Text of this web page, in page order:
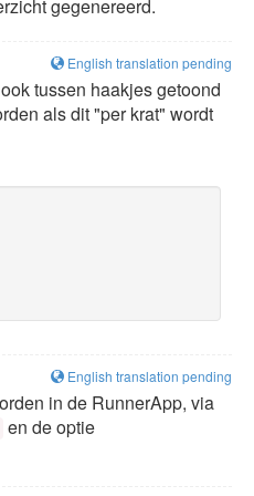
gegenereerd.
English translation pending
tussen haakjes getoond
als dit "per krat" wordt
English translation pending
in de RunnerApp, via
en de optie